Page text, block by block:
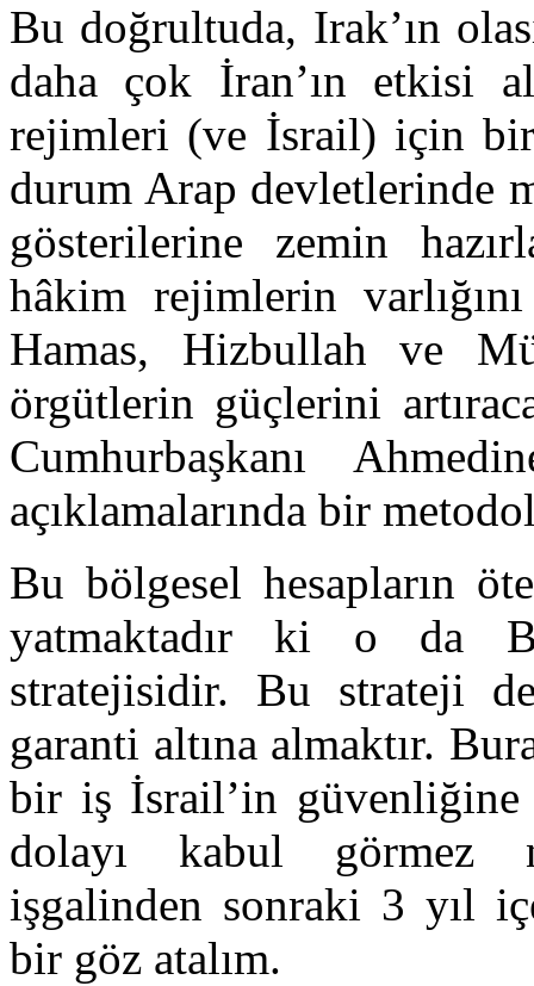
Bu doğrultuda, Irak’ın
daha çok İran’ın etkisi
rejimleri (ve İsrail) için
durum Arap devletlerinde
gösterilerine zemin
hâkim rejimlerin
Hamas, Hizbullah ve
örgütlerin güçlerini
Cumhurbaşkanı
açıklamalarında bir
Bu bölgesel hesapların
yatmaktadır ki o da
stratejisidir. Bu strateji
garanti altına almaktır.
bir iş İsrail’in
dolayı kabul görmez
işgalinden sonraki 3 yıl
bir göz atalım.